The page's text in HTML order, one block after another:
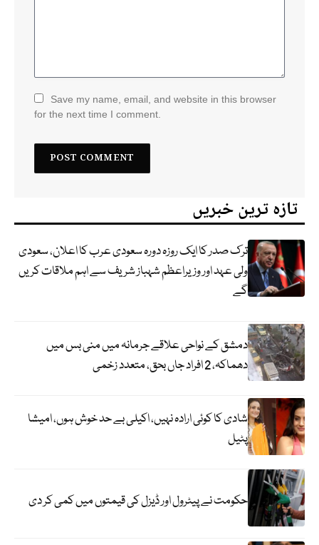
Save my name, email, and website in this browser
for the next time I comment.
تازہ ترین خبریں
ترک صدر کا ایک روزہ دورہ سعودی عرب کا اعلان، سعودی
ولی عہد اور وزیراعظم شہباز شریف سے اہم ملاقات کریں
گے
دمشق کے نواحی علاقے جرمانہ میں منی بس میں
دھماکہ، 2 افراد جاں بحق، متعدد زخمی
شادی کا کوئی ارادہ نہیں، اکیلی بے حد خوش ہوں، امیشا
پٹیل
حکومت نے پیٹرول اور ڈیزل کی قیمتوں میں کمی کر دی